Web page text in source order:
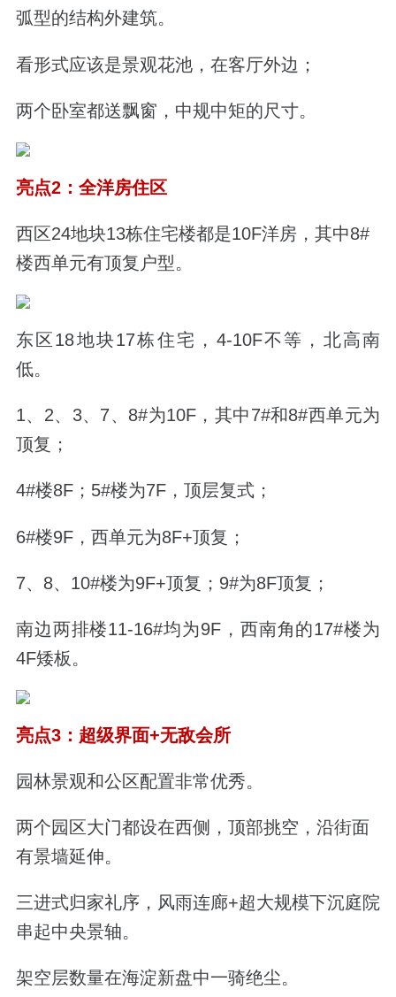
弧型的结构外建筑。
看形式应该是景观花池，在客厅外边；
两个卧室都送飘窗，中规中矩的尺寸。
亮点2：全洋房住区
西区24地块13栋住宅楼都是10F洋房，其中8#
楼西单元有顶复户型。
东区18地块17栋住宅，4-10F不等，北高南
低。
1、2、3、7、8#为10F，其中7#和8#西单元为
顶复；
4#楼8F；5#楼为7F，顶层复式；
6#楼9F，西单元为8F+顶复；
7、8、10#楼为9F+顶复；9#为8F顶复；
南边两排楼11-16#均为9F，西南角的17#楼为
4F矮板。
亮点3：超级界面+无敌会所
园林景观和公区配置非常优秀。
两个园区大门都设在西侧，顶部挑空，沿街面
有景墙延伸。
三进式归家礼序，风雨连廊+超大规模下沉庭院
串起中央景轴。
架空层数量在海淀新盘中一骑绝尘。